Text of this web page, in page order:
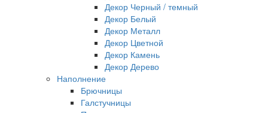
Декор Черный / темный
Декор Белый
Декор Металл
Декор Цветной
Декор Камень
Декор Дерево
Наполнение
Брючницы
Галстучницы